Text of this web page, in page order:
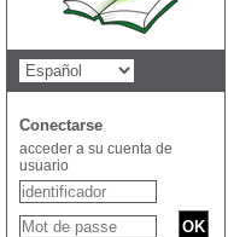
Conectarse
acceder a su cuenta de
usuario